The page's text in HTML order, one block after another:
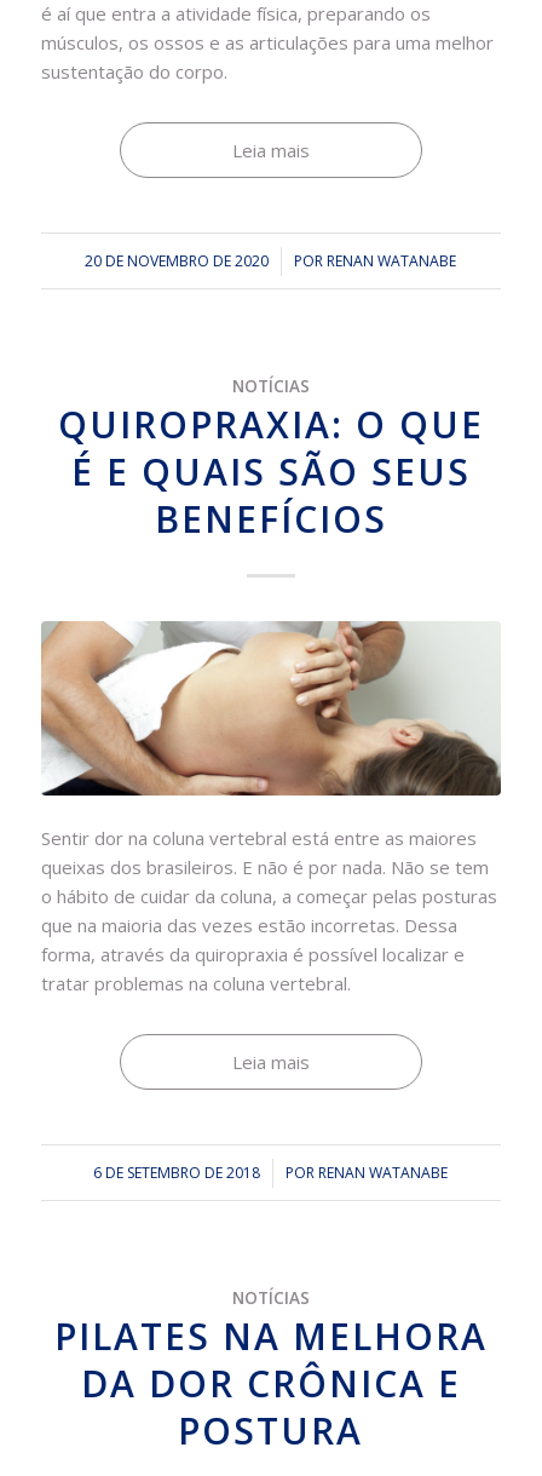
é aí que entra a atividade física, preparando os
músculos, os ossos e as articulações para uma melhor
sustentação do corpo.
Leia mais
20 DE NOVEMBRO DE 2020
/ PORRENAN WATANABE
NOTÍCIAS
QUIROPRAXIA: O QUE
É E QUAIS SÃO SEUS
BENEFÍCIOS
Sentir dor na coluna vertebral está entre as maiores
queixas dos brasileiros. E não é por nada. Não se tem
o hábito de cuidar da coluna, a começar pelas posturas
que na maioria das vezes estão incorretas. Dessa
forma, através da quiropraxia é possível localizar e
tratar problemas na coluna vertebral.
Leia mais
6 DE SETEMBRO DE 2018
/ PORRENAN WATANABE
NOTÍCIAS
PILATES NA MELHORA
DA DOR CRÔNICA E
POSTURA